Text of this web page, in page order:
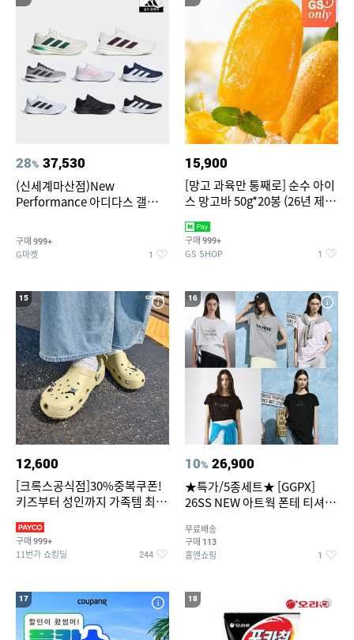
28% 37,530
(신세계마산점)New
Performance 아디다스 갤럭시
구매 999+
G마켓 1
15,900
[망고 과육만 통째로] 순수 아이
스 망고바 50g*20봉 (26년 제
구매 999+
GS SHOP 1
15
12,600
[크록스공식점]30%중복쿠폰!
키즈부터 성인까지 가족템 최대
구매 999+
11번가 쇼킹딜 244
16
10% 26,900
★특가/5종세트★ [GGPX]
26SS NEW 아트웍 폰테 티셔츠
무료배송
구매 113
홈앤쇼핑 1
17 18